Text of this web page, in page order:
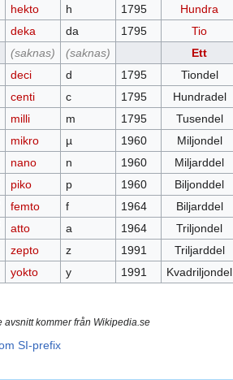
hekto h 1795 Hundra
deka da 1795 Tio
(saknas) (saknas) Ett
deci d 1795 Tiondel
centi c 1795 Hundradel
milli m 1795 Tusendel
mikro µ 1960 Miljondel
nano n 1960 Miljarddel
piko p 1960 Biljonddel
femto f 1964 Biljarddel
atto a 1964 Triljondel
zepto z 1991 Triljarddel
yokto y 1991 Kvadriljondel
avsnitt kommer från Wikipedia.se
SI-prefix